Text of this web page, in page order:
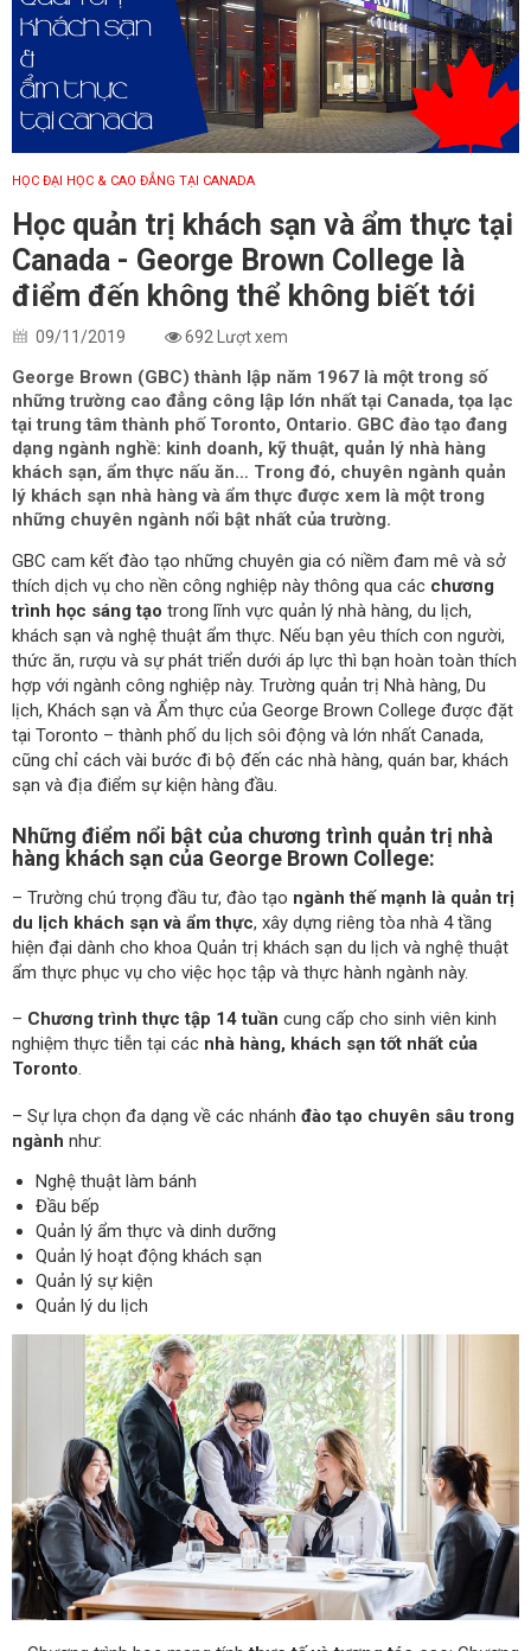
HỌC ĐẠI HỌC & CAO ĐẲNG TẠI CANADA
Học quản trị khách sạn và ẩm thực tại
Canada - George Brown College là
điểm đến không thể không biết tới
09/11/2019 692 Lượt xem
George Brown (GBC) thành lập năm 1967 là một trong số
những trường cao đẳng công lập lớn nhất tại Canada, tọa lạc
tại trung tâm thành phố Toronto, Ontario. GBC đào tạo đang
dạng ngành nghề: kinh doanh, kỹ thuật, quản lý nhà hàng
khách sạn, ẩm thực nấu ăn… Trong đó, chuyên ngành quản
lý khách sạn nhà hàng và ẩm thực được xem là một trong
những chuyên ngành nổi bật nhất của trường.
GBC cam kết đào tạo những chuyên gia có niềm đam mê và sở
thích dịch vụ cho nền công nghiệp này thông qua các chương
trình học sáng tạo trong lĩnh vực quản lý nhà hàng, du lịch,
khách sạn và nghệ thuật ẩm thực. Nếu bạn yêu thích con người,
thức ăn, rượu và sự phát triển dưới áp lực thì bạn hoàn toàn thích
hợp với ngành công nghiệp này. Trường quản trị Nhà hàng, Du
lịch, Khách sạn và Ẩm thực của George Brown College được đặt
tại Toronto – thành phố du lịch sôi động và lớn nhất Canada,
cũng chỉ cách vài bước đi bộ đến các nhà hàng, quán bar, khách
sạn và địa điểm sự kiện hàng đầu.
Những điểm nổi bật của chương trình quản trị nhà
hàng khách sạn của George Brown College:
– Trường chú trọng đầu tư, đào tạo ngành thế mạnh là quản trị
du lịch khách sạn và ẩm thực, xây dựng riêng tòa nhà 4 tầng
hiện đại dành cho khoa Quản trị khách sạn du lịch và nghệ thuật
ẩm thực phục vụ cho việc học tập và thực hành ngành này.
– Chương trình thực tập 14 tuần cung cấp cho sinh viên kinh
nghiệm thực tiễn tại các nhà hàng, khách sạn tốt nhất của
Toronto.
– Sự lựa chọn đa dạng về các nhánh đào tạo chuyên sâu trong
ngành như:
Nghệ thuật làm bánh
Đầu bếp
Quản lý ẩm thực và dinh dưỡng
Quản lý hoạt động khách sạn
Quản lý sự kiện
Quản lý du lịch